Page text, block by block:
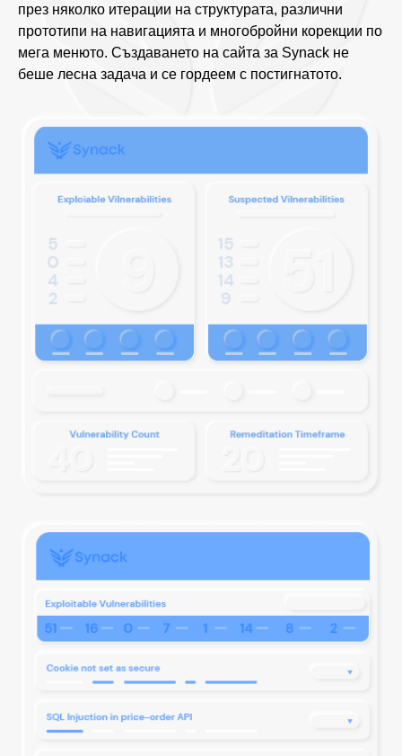
през няколко итерации на структурата, различни
прототипи на навигацията и многобройни корекции по
мега менюто. Създаването на сайта за Synack не
беше лесна задача и се гордеем с постигнатото.